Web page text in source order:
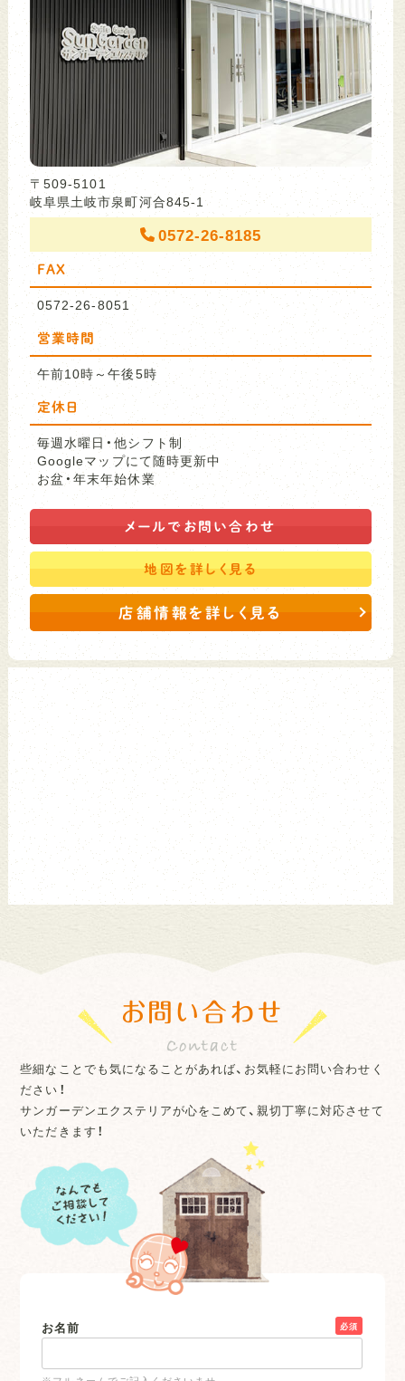
〒509-5101
岐阜県土岐市泉町河合845-1
0572-26-8185
FAX
0572-26-8051
営業時間
午前10時～午後5時
定休日
毎週水曜日・他シフト制
Googleマップにて随時更新中
お盆・年末年始休業
メールで お問い合わせ
地図を詳しく見る
店舗情報を詳しく見る
お問い合わせ
些細なことでも気になることがあれば、お気軽にお問い合わせく
ださい！
サンガーデンエクステリアが心をこめて、親切丁寧に対応させて
いただきます！
お名前 必須